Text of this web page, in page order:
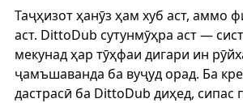
Таҷҳизот ҳанӯз ҳам хуб аст, аммо
аст. DittoDub сутунмӯҳра аст —
мекунад ҳар тӯҳфаи дигари ин
ҷамъшаванда ба вуҷуд орад. Ба
дастрасӣ ба DittoDub диҳед, сипас